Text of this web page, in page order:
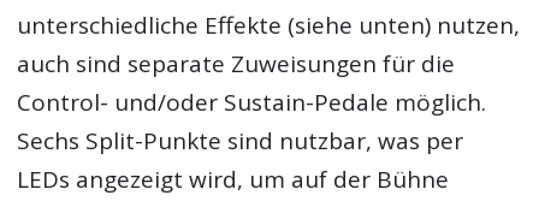
unterschiedliche Effekte (siehe unten) nutzen,
auch sind separate Zuweisungen für die
Control- und/oder Sustain-Pedale möglich.
Sechs Split-Punkte sind nutzbar, was per
LEDs angezeigt wird, um auf der Bühne